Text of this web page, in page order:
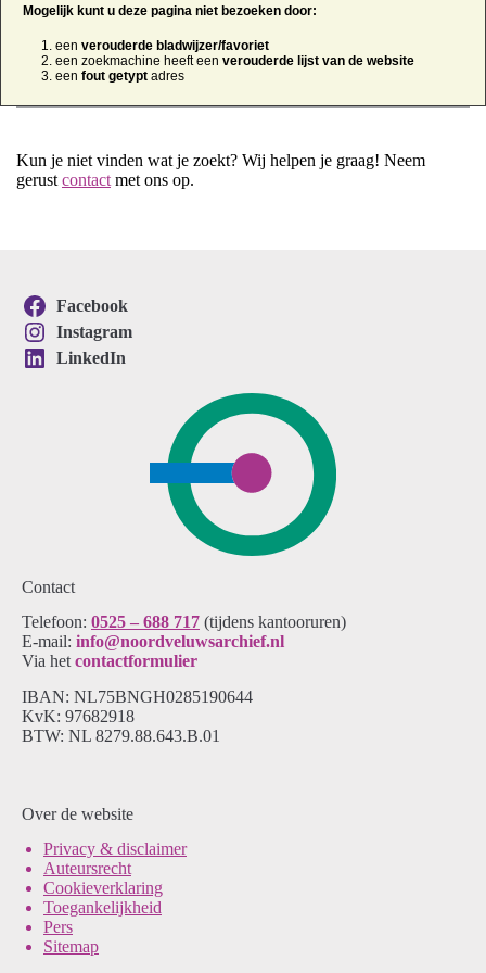
Mogelijk kunt u deze pagina niet bezoeken door:
een verouderde bladwijzer/favoriet
een zoekmachine heeft een verouderde lijst van de website
een fout getypt adres
Kun je niet vinden wat je zoekt? Wij helpen je graag! Neem
gerust contact met ons op.
Contact
Telefoon: 0525 – 688 717 (tijdens kantooruren)
E-mail: info@noordveluwsarchief.nl
Via het contactformulier
IBAN: NL75BNGH0285190644
KvK: 97682918
BTW: NL 8279.88.643.B.01
Over de website
Privacy & disclaimer
Auteursrecht
Cookieverklaring
Toegankelijkheid
Pers
Sitemap
Facebook
Instagram
LinkedIn